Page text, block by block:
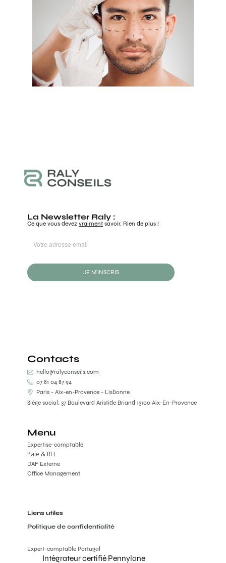
La Newsletter Raly :
Ce que vous devez vraiment savoir. Rien de plus !
JE M'INSCRIS
Contacts
hello@ralyconseils.com
07 81 04 87 94
Paris - Aix-en-Provence - Lisbonne
Siège social: 37 Boulevard Aristide Briand 13100 Aix-En-Provence
Menu
Expertise-comptable
DAF Externe
Office Management
Paie & RH
Liens utiles
Politique de confidentialité
Expert-comptable Portugal
Intégrateur certifié Pennylane